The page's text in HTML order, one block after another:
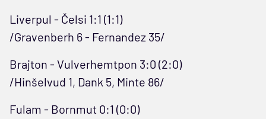
Liverpul - Čelsi 1:1 (1:1)
/Gravenberh 6 - Fernandez 35/
Brajton - Vulverhemtpon 3:0 (2:0)
/Hinšelvud 1, Dank 5, Minte 86/
Fulam - Bornmut 0:1 (0:0)